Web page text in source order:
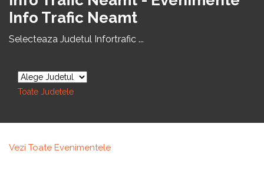
Info Trafic Neamt
Selecteaza Judetul Infortrafic ...
Toate Judetele
Vezi Toate Evenimentele